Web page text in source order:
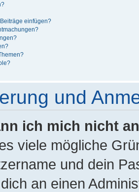
einfügen?
und
ich mich nicht
viele mögliche
und dein
an einen